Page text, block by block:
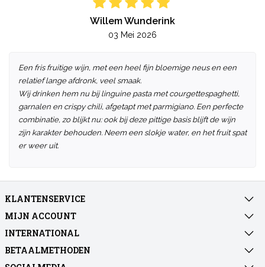
Willem Wunderink
03 Mei 2026
Een fris fruitige wijn, met een heel fijn bloemige neus en een
relatief lange afdronk, veel smaak.
Wij drinken hem nu bij linguine pasta met courgettespaghetti,
garnalen en crispy chili, afgetapt met parmigiano. Een perfecte
combinatie, zo blijkt nu: ook bij deze pittige basis blijft de wijn
zijn karakter behouden. Neem een slokje water, en het fruit spat
er weer uit.
KLANTENSERVICE
MIJN ACCOUNT
INTERNATIONAL
BETAALMETHODEN